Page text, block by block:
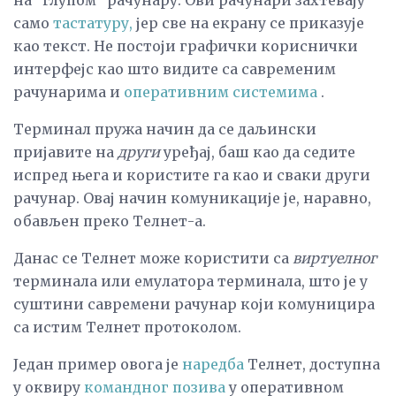
само тастатуру, јер све на екрану се приказује
као текст. Не постоји графички кориснички
интерфејс као што видите са савременим
рачунарима и оперативним системима .
Терминал пружа начин да се даљински
пријавите на другиуређај, баш као да седите
испред њега и користите га као и сваки други
рачунар. Овај начин комуникације је, наравно,
обављен преко Телнет-а.
Данас се Телнет може користити са виртуелног
терминала или емулатора терминала, што је у
суштини савремени рачунар који комуницира
са истим Телнет протоколом.
Један пример овога је наредба Телнет, доступна
у оквиру командног позивау оперативном